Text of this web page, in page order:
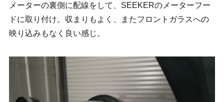
メーターの裏側に配線をして、SEEKERのメーターフー
ドに取り付け。収まりもよく、またフロントガラスへの
映り込みもなく良い感じ。